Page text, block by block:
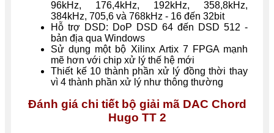
96kHz, 176,4kHz, 192kHz, 358,8kHz,
384kHz, 705,6 và 768kHz - 16 đến 32bit
Hỗ trợ DSD: DoP DSD 64 đến DSD 512 -
bản địa qua Windows
Sử dụng một bộ Xilinx Artix 7 FPGA mạnh
mẽ hơn với chip xử lý thế hệ mới
Thiết kế 10 thành phần xử lý đồng thời thay
vì 4 thành phần xử lý như thông thường
Đánh giá chi tiết bộ giải mã DAC Chord
Hugo TT 2